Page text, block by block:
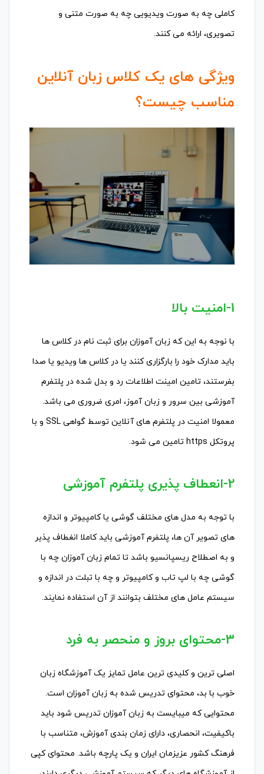
کاملی چه به صورت ویدیویی چه به صورت متنی و
تصویری، ارائه می کنند.
ویژگی های یک کلاس زبان آنلاین
مناسب چیست؟
1-امنیت بالا
با نوجه به این که زبان آموزان برای ثبت نام در کلاس ها
باید مدارک خود را بارگزاری کنند یا در کلاس ها ویدیو یا صدا
بفرستند، تامین امینت اطلاعات رد و بدل شده در پلتفرم
آموزشی بین سرور و زبان آموز، امری ضروری می باشد.
معمولا امنیت در پلتفرم های آنلاین توسط گواهی SSL و با
پروتکل https تامین می شود.
2-انعطاف پذیری پلتفرم آموزشی
با توجه به مدل های مختلف گوشی یا کامپیوتر و اندازه
های تصویر آن ها، پلتفرم آموزشی باید کاملا انغطاف پذیر
و به اصطلاح ریسپانسیو باشد تا تمام زبان آموزان چه با
گوشی چه با لپ تاب و کامپیوتر و چه با تبلت در اندازه و
سیستم عامل های مختلف بتوانند از آن استفاده نمایند.
3-محتوای بروز و منحصر به فرد
اصلی ترین و کلیدی ترین عامل تمایز یک آموزشگاه زبان
خوب با بد، محتوای تدریس شده به زبان آموزان است.
محتوایی که میبایست به زبان آموزان تدریس شود باید
باکیفیت، انحصاری، دارای زمان بندی آموزش، متناسب با
فرهنگ کشور عزیزمان ایران و یک پارچه باشد. محتوای کپی